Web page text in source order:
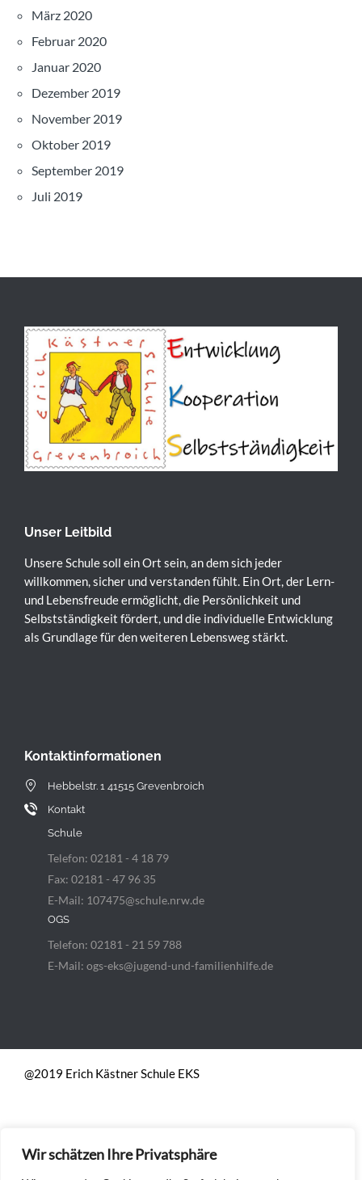
Wir schätzen Ihre Privatsphäre
März 2020
Februar 2020
Januar 2020
Dezember 2019
November 2019
Oktober 2019
September 2019
Juli 2019
Unser Leitbild
Unsere Schule soll ein Ort sein, an dem sich jeder
willkommen, sicher und verstanden fühlt. Ein Ort, der Lern-
und Lebensfreude ermöglicht, die Persönlichkeit und
Selbstständigkeit fördert, und die individuelle Entwicklung
als Grundlage für den weiteren Lebensweg stärkt.
Kontaktinformationen
Hebbelstr. 1 41515 Grevenbroich
Kontakt
Schule
Telefon: 02181 - 4 18 79
Fax: 02181 - 47 96 35
E-Mail: 107475@schule.nrw.de
OGS
Telefon: 02181 - 21 59 788
E-Mail: ogs-eks@jugend-und-familienhilfe.de
@2019 Erich Kästner Schule EKS